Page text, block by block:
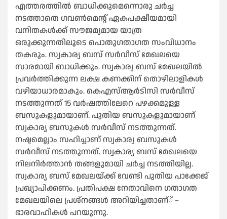
എത്തരത്തില്‍ ബാധിക്കുമെന്നൊരു ചര്‍ച്ച
നടത്താതെ ഗവണ്‍മെന്റ് ഏകപക്ഷീയമായി
വനിതകള്‍ക്ക് സൗജമ്യമായ യാത്ര
ഒരുക്കുന്നതിലൂടെ പൊതുഗതാഗത സംവിധാനം
തകരും. സ്വകാര്യ ബസ് സര്‍വീസ് മേഖലയെ
സാരമായി ബാധിക്കും. സ്വകാര്യ ബസ് മേഖലയില്‍
പ്രവര്‍ത്തിക്കുന്ന ലക്ഷ കണക്കിന് തൊഴിലാളികള്‍
വഴിയാധാരമാകും. കെഎസ്‌ആര്‍ടിസി സര്‍വീസ്
നടത്തുന്നത് 15 വര്‍ഷത്തിലേറെ പഴക്കമുള്ള
ബസുകളുമായാണ്. പുതിയ ബസുകളുമായാണ്
സ്വകാര്യ ബസുകള്‍ സര്‍വീസ് നടത്തുന്നത്.
നഷ്ടമെല്ലാം സഹിച്ചാണ് സ്വകാര്യ ബസുകള്‍
സര്‍വീസ് നടത്തുന്നത്. സ്വകാര്യ ബസ് മേഖലയെ
നിലനിര്‍ത്താന്‍ തങ്ങളുമായി ചര്‍ച്ച നടത്തിയില്ല.
സ്വകാര്യ ബസ് മേഖലയ്ക്ക് വേണ്ടി പുതിയ പാക്കേജ്
പ്രഖ്യാപിക്കണം. പ്രതിപക്ഷ നേതാവിനെ ഗതാഗത
മേഖലയിലെ പ്രശ്നങ്ങള്‍ അറിയിച്ചതാണ്് –
ഭാരവാഹികള്‍ പറയുന്നു.